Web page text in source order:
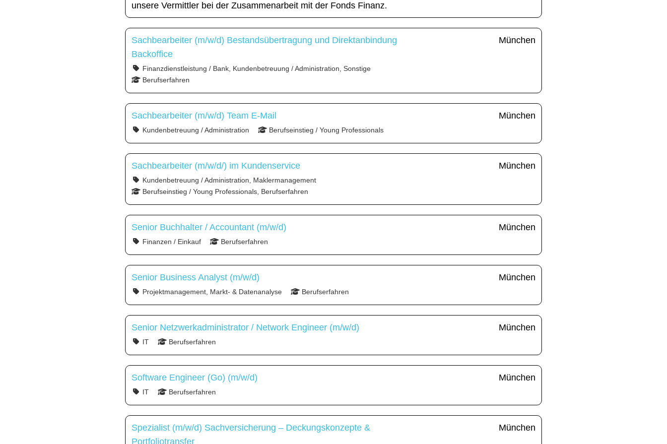
unsere Vermittler bei der Zusammenarbeit mit der Fonds Finanz.
Sachbearbeiter (m/w/d) Bestandsübertragung und Direktanbindung
Backoffice
Finanzdienstleistung / Bank, Kundenbetreuung / Administration, Sonstige
Berufserfahren
München
Sachbearbeiter (m/w/d) Team E-Mail
Kundenbetreuung / Administration Berufseinstieg / Young Professionals
München
Sachbearbeiter (m/w/d/) im Kundenservice
Kundenbetreuung / Administration, Maklermanagement
Berufseinstieg / Young Professionals, Berufserfahren
München
Senior Buchhalter / Accountant (m/w/d)
Finanzen / Einkauf Berufserfahren
München
Senior Business Analyst (m/w/d)
Projektmanagement, Markt- & Datenanalyse Berufserfahren
München
Senior Netzwerkadministrator / Network Engineer (m/w/d)
IT Berufserfahren
München
Software Engineer (Go) (m/w/d)
IT Berufserfahren
München
Spezialist (m/w/d) Sachversicherung – Deckungskonzepte &
Portfoliotransfer
München